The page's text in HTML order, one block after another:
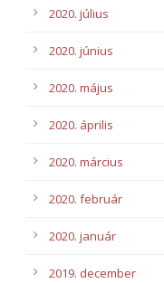
2020. július
2020. június
2020. május
2020. április
2020. március
2020. február
2020. január
2019. december